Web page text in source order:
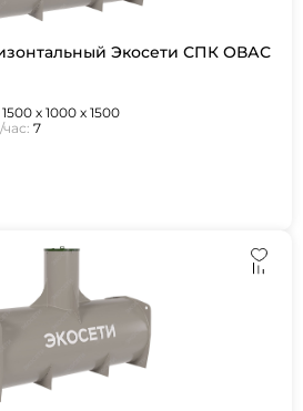
Экосети СПК ОВАС
1500 х 1000 х 1500
7